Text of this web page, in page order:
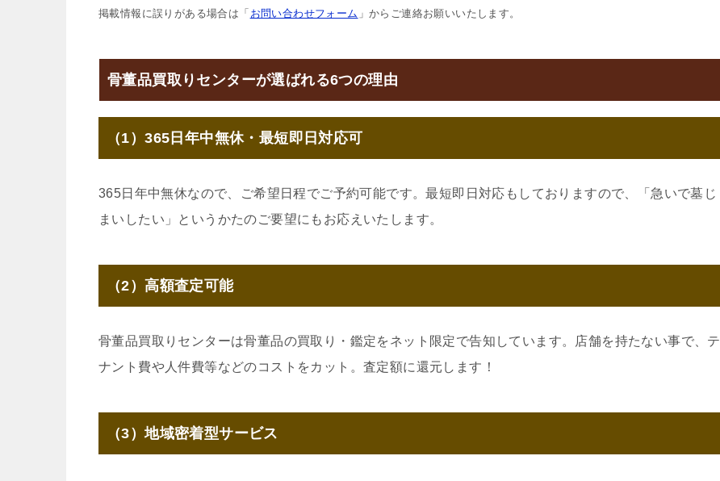
掲載情報に誤りがある場合は「 お問い合わせフォーム 」からご連絡お願いいたします。
骨董品買取りセンターが選ばれる6つの理由
（1）365日年中無休・最短即日対応可
365日年中無休なので、ご希望日程でご予約可能です。最短即日対応もしておりますので、「急いで墓じ
まいしたい」というかたのご要望にもお応えいたします。
（2）高額査定可能
骨董品買取りセンターは骨董品の買取り・鑑定をネット限定で告知しています。店舗を持たない事で、テ
ナント費や人件費等などのコストをカット。査定額に還元します！
（3）地域密着型サービス